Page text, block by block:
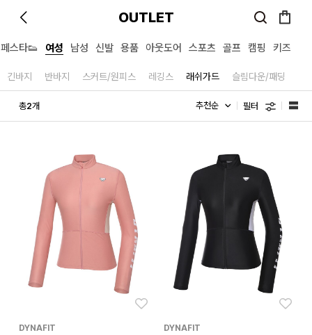
OUTLET
스타👟 여성 남성 신발 용품 아웃도어 스포츠 골프 캠핑 키즈
긴바지 반바지 스커트/원피스 레깅스 래쉬가드 슬림다운/패딩
총2개 필터
DYNAFIT DYNAFIT